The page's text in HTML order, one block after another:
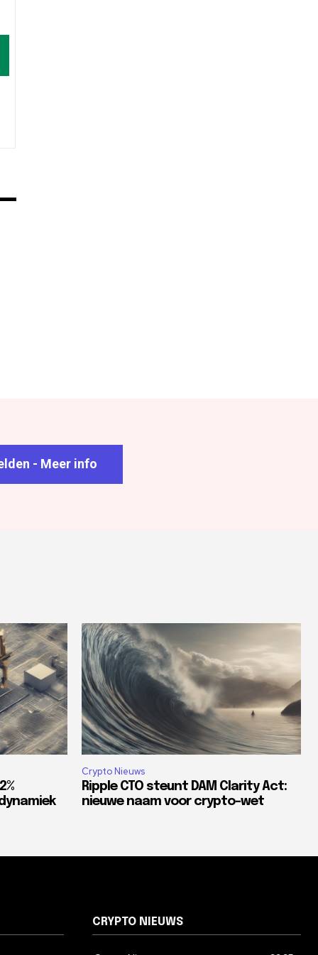
- Meer info
Crypto Nieuws
Ripple CTO steunt DAM Clarity Act:
nieuwe naam voor crypto-wet
CRYPTO NIEUWS